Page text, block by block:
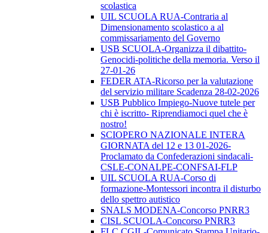
scolastica
UIL SCUOLA RUA-Contraria al
Dimensionamento scolastico a al
commissariamento del Governo
USB SCUOLA-Organizza il dibattito-
Genocidi-politiche della memoria. Verso il
27-01-26
FEDER ATA-Ricorso per la valutazione
del servizio militare Scadenza 28-02-2026
USB Pubblico Impiego-Nuove tutele per
chi è iscritto- Riprendiamoci quel che è
nostro!
SCIOPERO NAZIONALE INTERA
GIORNATA del 12 e 13 01-2026-
Proclamato da Confederazioni sindacali-
CSLE-CONALPE-CONFSAI-FLP
UIL SCUOLA RUA-Corso di
formazione-Montessori incontra il disturbo
dello spettro autistico
SNALS MODENA-Concorso PNRR3
CISL SCUOLA-Concorso PNRR3